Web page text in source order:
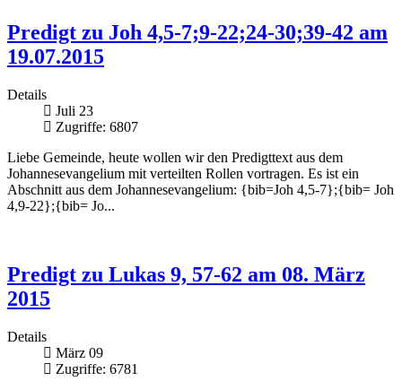
Predigt zu Joh 4,5-7;9-22;24-30;39-42 am
19.07.2015
Details
Juli 23
Zugriffe: 6807
Liebe Gemeinde, heute wollen wir den Predigttext aus dem
Johannesevangelium mit verteilten Rollen vortragen. Es ist ein
Abschnitt aus dem Johannesevangelium: {bib=Joh 4,5-7};{bib= Joh
4,9-22};{bib= Jo...
Predigt zu Lukas 9, 57-62 am 08. März
2015
Details
März 09
Zugriffe: 6781